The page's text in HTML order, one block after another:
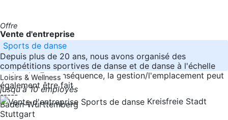
Offre
Vente d'entreprise
Sports de danse
Depuis plus de 20 ans, nous avons organisé des
compétitions sportives de danse et de danse à l'échelle
nationale. En conséquence, la gestion/l'emplacement peut
également être fait
-----
Baden-Württemberg
Loisirs & Wellness
jusqu'à 10 employés
Kreisfreie Stadt
Stuttgart